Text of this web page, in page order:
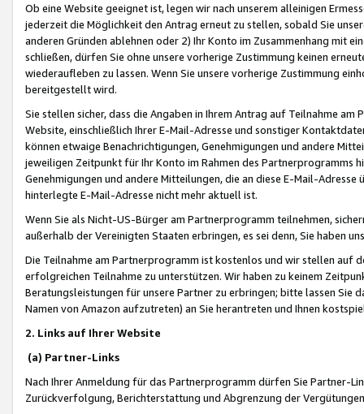
Ob eine Website geeignet ist, legen wir nach unserem alleinigen
jederzeit die Möglichkeit den Antrag erneut zu stellen, sobald Sie
anderen Gründen ablehnen oder 2) Ihr Konto im Zusammenhang mit
schließen, dürfen Sie ohne unsere vorherige Zustimmung keinen
wiederaufleben zu lassen. Wenn Sie unsere vorherige Zustimmung
bereitgestellt wird.
Sie stellen sicher, dass die Angaben in Ihrem Antrag auf Teilnahme
Website, einschließlich Ihrer E-Mail-Adresse und sonstiger
können etwaige Benachrichtigungen, Genehmigungen und andere
jeweiligen Zeitpunkt für Ihr Konto im Rahmen des Partnerprogramms
Genehmigungen und andere Mitteilungen, die an diese E-Mail-
hinterlegte E-Mail-Adresse nicht mehr aktuell ist.
Wenn Sie als Nicht-US-Bürger am Partnerprogramm teilnehmen,
außerhalb der Vereinigten Staaten erbringen, es sei denn, Sie haben
Die Teilnahme am Partnerprogramm ist kostenlos und wir stellen auf
erfolgreichen Teilnahme zu unterstützen. Wir haben zu keinem
Beratungsleistungen für unsere Partner zu erbringen; bitte lassen Sie
Namen von Amazon aufzutreten) an Sie herantreten und Ihnen
2. Links auf Ihrer Website
(a) Partner-Links
Nach Ihrer Anmeldung für das Partnerprogramm dürfen Sie Partner-
Zurückverfolgung, Berichterstattung und Abgrenzung der